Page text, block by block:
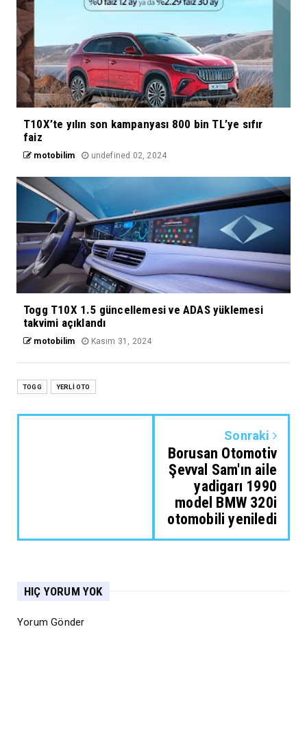
T10X’te yılın son kampanyası 800 bin TL’ye sıfır
faiz
motobilim undefined 02, 2024
Togg T10X 1.5 güncellemesi ve ADAS yüklemesi
takvimi açıklandı
motobilim Kasım 31, 2024
TOGG YERLİ OTO
Sonraki
Borusan Otomotiv
Şevval Sam'ın aile
yadigarı 1990
model BMW 320i
otomobili yeniledi
HIÇ YORUM YOK
Yorum Gönder